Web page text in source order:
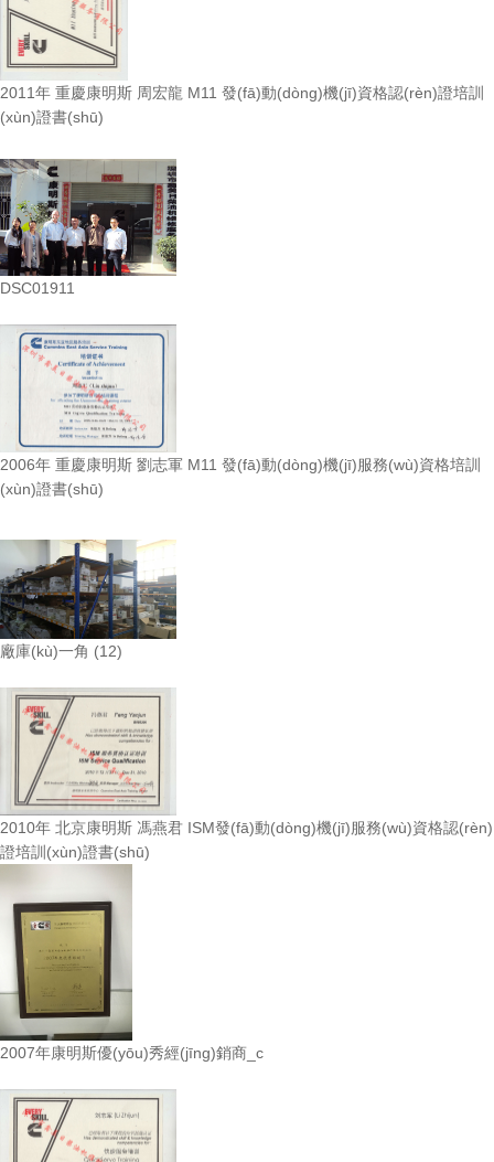
2011年 重慶康明斯 周宏龍 M11 發(fā)動(dòng)機(jī)資格認(rèn)證培訓
(xùn)證書(shū)
DSC01911
2006年 重慶康明斯 劉志軍 M11 發(fā)動(dòng)機(jī)服務(wù)資格培訓
(xùn)證書(shū)
廠庫(kù)一角 (12)
2010年 北京康明斯 馮燕君 ISM發(fā)動(dòng)機(jī)服務(wù)資格認(rèn)
證培訓(xùn)證書(shū)
2007年康明斯優(yōu)秀經(jīng)銷商_c